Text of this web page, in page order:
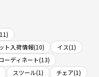
ト入荷情報(10)
イス(1)
ーディネート(13)
スツール(1)
チェア(1)